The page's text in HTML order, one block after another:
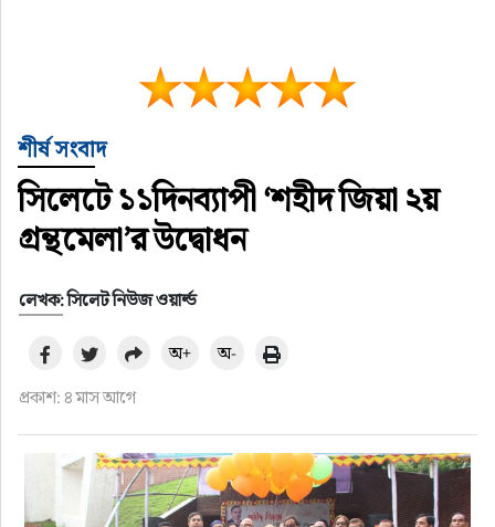
শীর্ষ সংবাদ
সিলেটে ১১দিনব্যাপী ‘শহীদ জিয়া ২য়
গ্রন্থমেলা’র উদ্বোধন
লেখক: সিলেট নিউজ ওয়ার্ল্ড
প্রকাশ: ৪ মাস আগে
অ+ অ-